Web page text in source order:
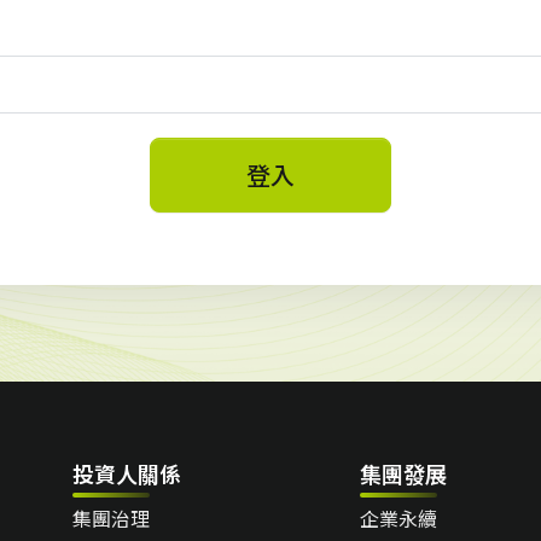
登入
投資人關係
集團治理
集團發展
企業永續